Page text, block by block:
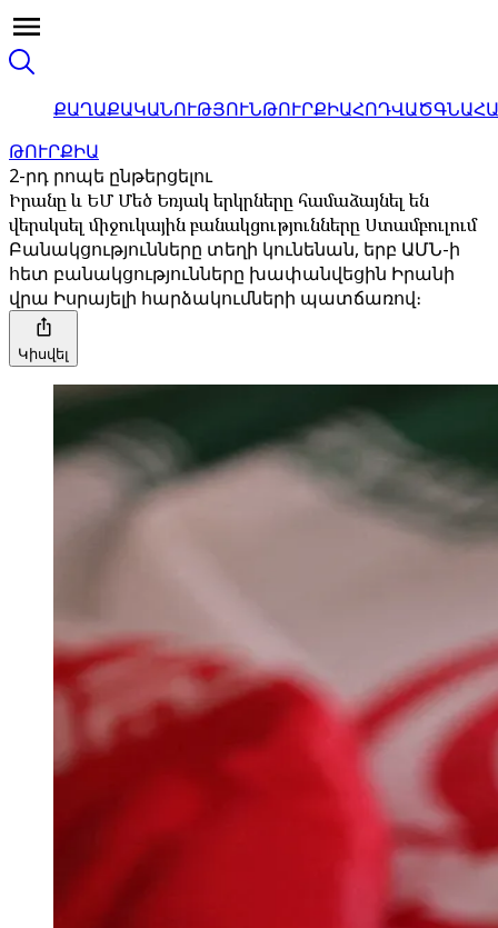
ՔԱՂԱՔԱԿԱՆՈՒԹՅՈՒՆԹՈՒՐՔԻԱՀՈԴՎԱԾ
ԹՈՒՐՔԻԱ
2-րդ րոպե ընթերցելու
Իրանը և ԵՄ Մեծ Եռյակ երկրները համաձայնել են
վերսկսել միջուկային բանակցությունները Ստամբուլում
Բանակցությունները տեղի կունենան, երբ ԱՄՆ-ի
հետ բանակցությունները խափանվեցին Իրանի
վրա Իսրայելի հարձակումների պատճառով։
Կիսվել